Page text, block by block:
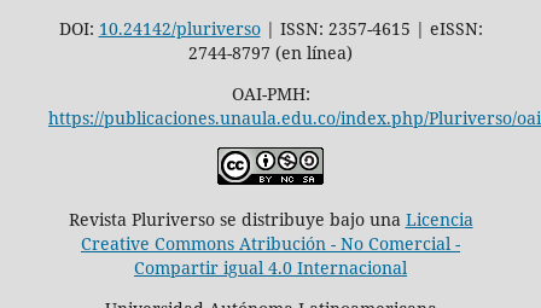
DOI: 10.24142/pluriverso| ISSN: 2357-4615 | eISSN:
2744-8797 (en línea)
OAI-PMH:
https://publicaciones.unaula.edu.co/index.php/Pluriverso/oai
Revista Pluriverso se distribuye bajo una Licencia
Creative Commons Atribución - No Comercial -
Compartir igual 4.0 Internacional